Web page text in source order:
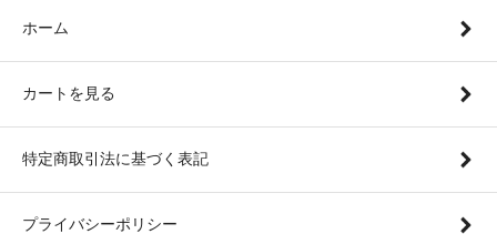
ホーム
カートを見る
特定商取引法に基づく表記
プライバシーポリシー